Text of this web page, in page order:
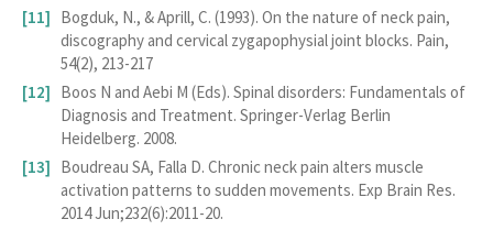
Bogduk, N., & Aprill, C. (1993). On the nature of neck pain,
discography and cervical zygapophysial joint blocks. Pain,
54(2), 213-217
Boos N and Aebi M (Eds). Spinal disorders: Fundamentals of
Diagnosis and Treatment. Springer-Verlag Berlin
Heidelberg. 2008.
Boudreau SA, Falla D. Chronic neck pain alters muscle
activation patterns to sudden movements. Exp Brain Res.
2014 Jun;232(6):2011-20.